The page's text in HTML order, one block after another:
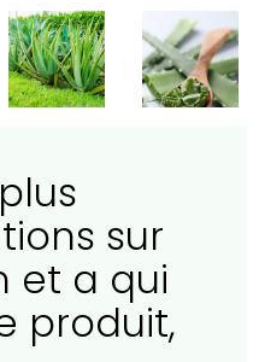
sur
et a qui
produit,